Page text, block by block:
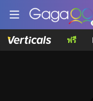
ฟรี